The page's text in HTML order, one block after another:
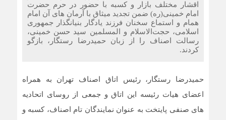
اقشار مختلف بازار و کسبه با حضور در حرم حضرت
امام خمینی(ره) ضمن تجدید میثاق با آرمان های آن امام
همام و استماع سخنان فرزند یادگار بنیانگذار جمهوری
اسلامی، حجت‌الاسلام و المسلمین سید حسن خمینی،
رسالت اصناف را از زبان حمیدرضا رستگار، بازگو
کردند.
حمیدرضا رستگار، رئیس اتاق اصناف تهران به همراه
اعضای هیات رئیسه این اتاق و جمعی از روسای اتحادیه
های صنفی پایتخت به عنوان نمایندگان تام اصناف، کسبه و